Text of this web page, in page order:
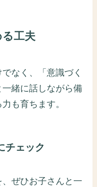
工夫
なく、「意識づく
緒に話しながら備
も育ちます。
チェック
ぜひお子さんと一